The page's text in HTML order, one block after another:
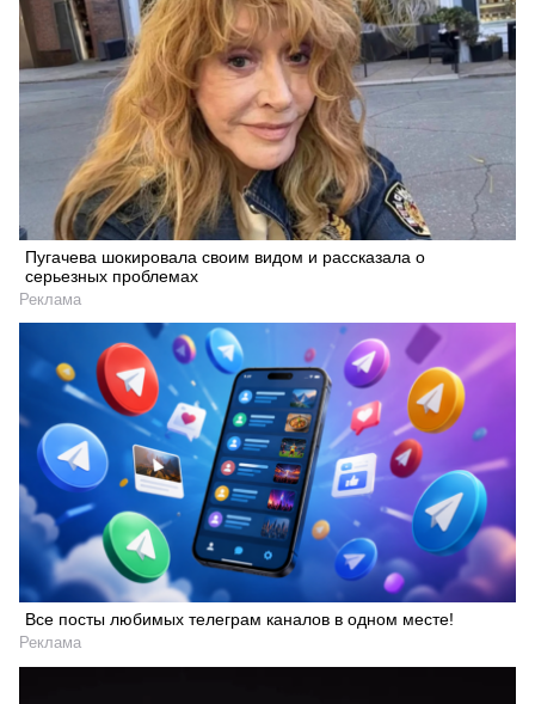
Пугачева шокировала своим видом и рассказала о
серьезных проблемах
Реклама
Все посты любимых телеграм каналов в одном месте!
Реклама